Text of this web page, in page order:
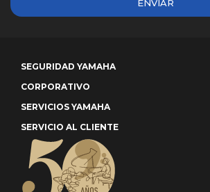
ENVIAR
SEGURIDAD YAMAHA
CORPORATIVO
SERVICIOS YAMAHA
SERVICIO AL CLIENTE